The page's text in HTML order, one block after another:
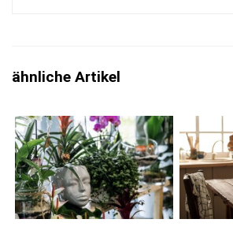
ähnliche Artikel